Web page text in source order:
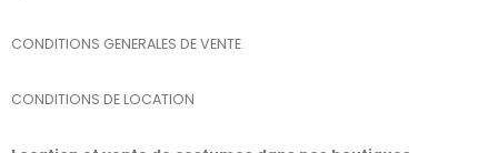
CONDITIONS GENERALES DE VENTE
CONDITIONS DE LOCATION